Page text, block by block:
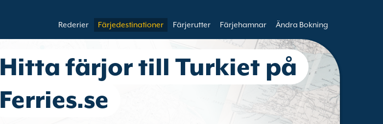
Rederier Färjedestinationer Färjerutter Färjehamnar Ändra Bokning
Hitta färjor till Turkiet på
Ferries.se